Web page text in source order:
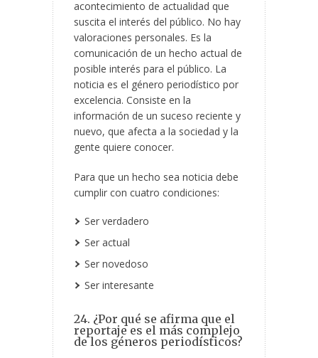
acontecimiento de actualidad que
suscita el interés del público. No hay
valoraciones personales. Es la
comunicación de un hecho actual de
posible interés para el público. La
noticia es el género periodístico por
excelencia. Consiste en la
información de un suceso reciente y
nuevo, que afecta a la sociedad y la
gente quiere conocer.
Para que un hecho sea noticia debe
cumplir con cuatro condiciones:
Ser verdadero
Ser actual
Ser novedoso
Ser interesante
24. ¿Por qué se afirma que el
reportaje es el más complejo
de los géneros periodísticos?